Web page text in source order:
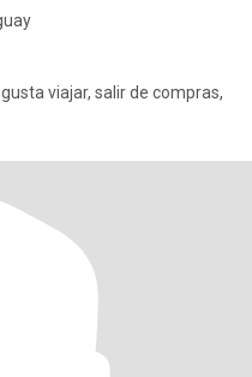
viajar, salir de compras,